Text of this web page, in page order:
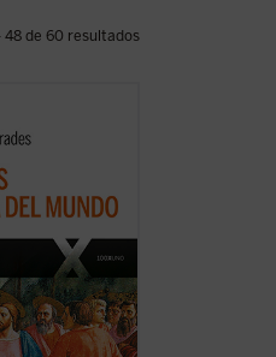
48 de 60 resultados
libro es
profundo
el anuncio de
hombre en